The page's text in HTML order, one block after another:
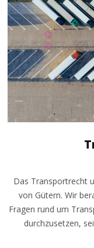
Das Transportrecht
von Gütern. Wir
Fragen rund um
durchzusetzen,